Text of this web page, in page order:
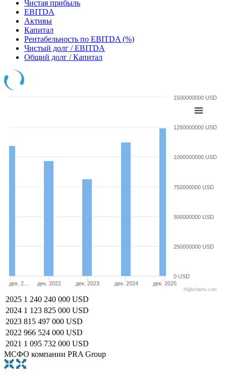
Чистая прибыль
EBITDA
Активы
Капитал
Рентабельность по EBITDA (%)
Чистый долг / EBITDA
Общий долг / Капитал
дек. 2… дек. 2022 дек. 2023 дек. 2024 дек. 2025
0 USD
250000000 USD
500000000 USD
750000000 USD
1000000000 USD
1250000000 USD
1500000000 USD
Highcharts.com
2025 1 240 240 000 USD
2024 1 123 825 000 USD
2023 815 497 000 USD
2022 966 524 000 USD
2021 1 095 732 000 USD
МСФО компании PRA Group